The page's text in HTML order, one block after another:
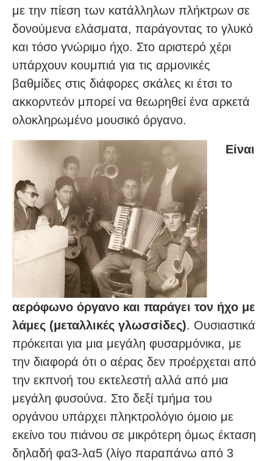
με την πίεση των κατάλληλων πλήκτρων σε
δονούμενα ελάσματα, παράγοντας το γλυκό
και τόσο γνώριμο ήχο. Στο αριστερό χέρι
υπάρχουν κουμπιά για τις αρμονικές
βαθμίδες στις διάφορες σκάλες κι έτσι το
ακκορντεόν μπορεί να θεωρηθεί ένα αρκετά
ολοκληρωμένο μουσικό όργανο.
Eίναι
αερόφωνο όργανο και παράγει τον ήχο με
λάμες (μεταλλικές γλωσσίδες). Ουσιαστικά
πρόκειται για μια μεγάλη φυσαρμόνικα, με
την διαφορά ότι ο αέρας δεν προέρχεται από
την εκπνοή του εκτελεστή αλλά από μια
μεγάλη φυσούνα. Στο δεξί τμήμα του
οργάνου υπάρχει πληκτρολόγιο όμοιο με
εκείνο του πιάνου σε μικρότερη όμως έκταση
δηλαδή φα3-λα5 (λίγο παραπάνω από 3